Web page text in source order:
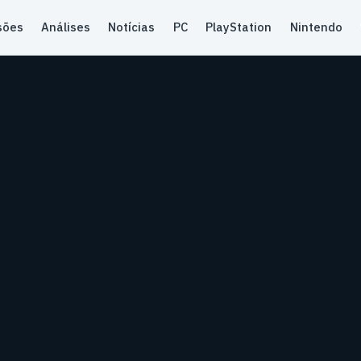
Análises Notícias PC PlayStation Nintendo